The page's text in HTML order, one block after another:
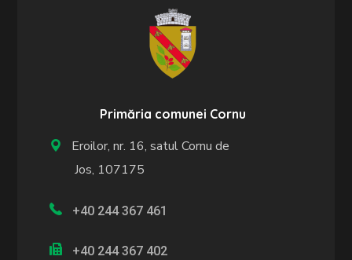
Primăria comunei Cornu
Eroilor, nr. 16, satul Cornu de
Jos, 107175
+40 244 367 461
+40 244 367 402